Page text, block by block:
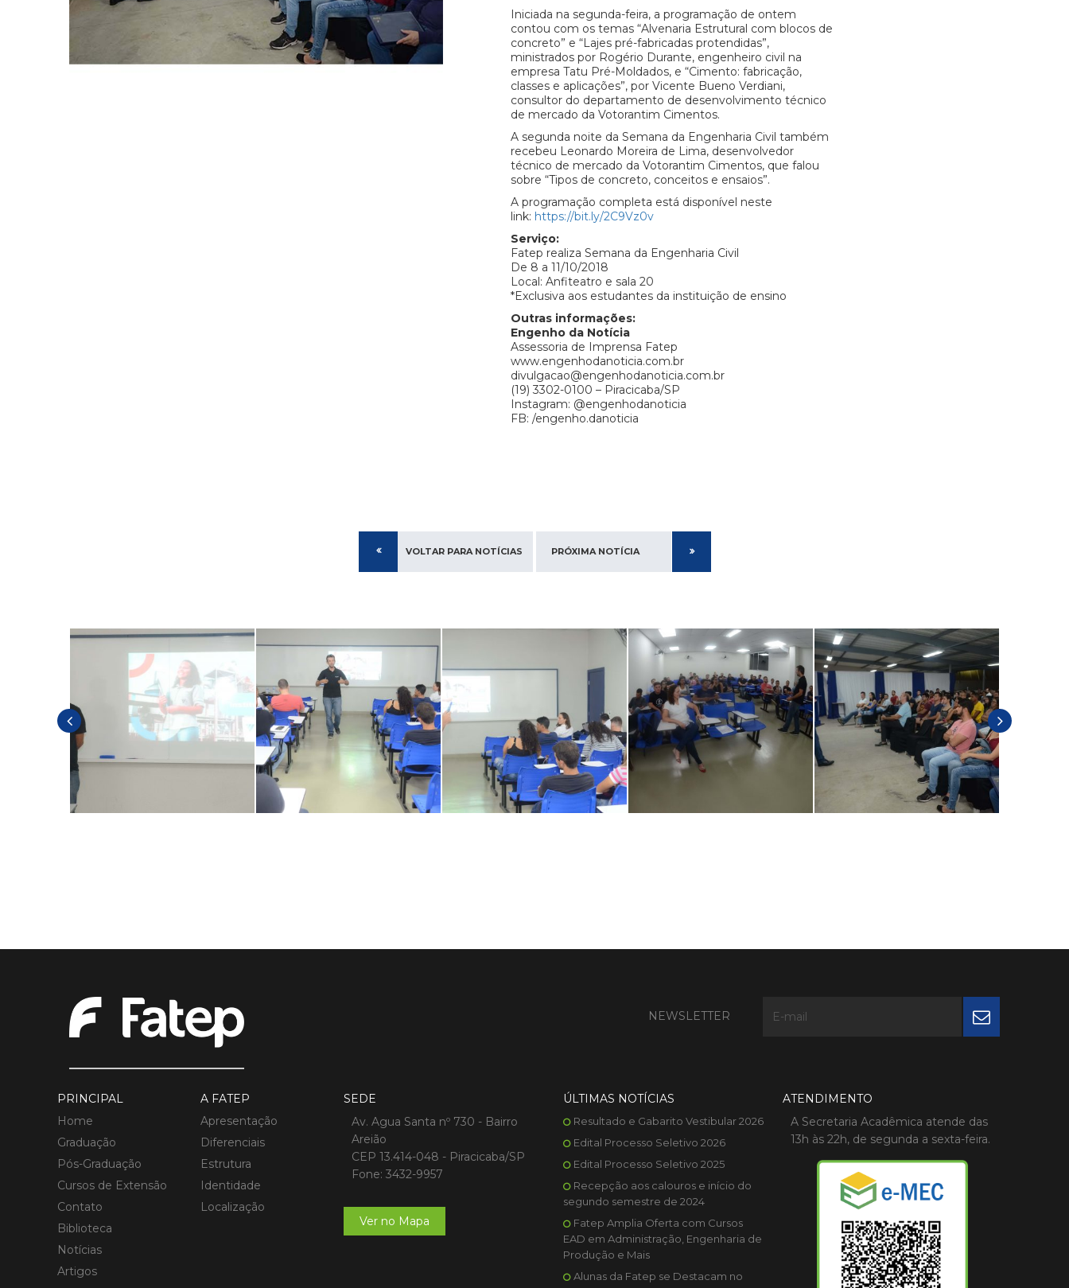
Iniciada na segunda-feira, a programação de ontem
contou com os temas “Alvenaria Estrutural com blocos de
concreto” e “Lajes pré-fabricadas protendidas”,
ministrados por Rogério Durante, engenheiro civil na
empresa Tatu Pré-Moldados, e “Cimento: fabricação,
classes e aplicações”, por Vicente Bueno Verdiani,
consultor do departamento de desenvolvimento técnico
de mercado da Votorantim Cimentos.
A segunda noite da Semana da Engenharia Civil também
recebeu Leonardo Moreira de Lima, desenvolvedor
técnico de mercado da Votorantim Cimentos, que falou
sobre “Tipos de concreto, conceitos e ensaios”.
A programação completa está disponível neste
link: https://bit.ly/2C9Vz0v
Serviço:
Fatep realiza Semana da Engenharia Civil
De 8 a 11/10/2018
Local: Anfiteatro e sala 20
*Exclusiva aos estudantes da instituição de ensino
Outras informações:
Engenho da Notícia
Assessoria de Imprensa Fatep
www.engenhodanoticia.com.br
divulgacao@engenhodanoticia.com.br
(19) 3302-0100 – Piracicaba/SP
Instagram: @engenhodanoticia
FB: /engenho.danoticia
VOLTAR PARA NOTÍCIAS PRÓXIMA NOTÍCIA
NEWSLETTER
PRINCIPAL
Home
Graduação
Pós-Graduação
Cursos de Extensão
Contato
Biblioteca
Notícias
Artigos
A FATEP
Apresentação
Diferenciais
Estrutura
Identidade
Localização
SEDE
Av. Agua Santa nº 730 - Bairro
Areião
CEP 13.414-048 - Piracicaba/SP
Fone: 3432-9957
Ver no Mapa
ÚLTIMAS NOTÍCIAS
Resultado e Gabarito Vestibular 2026
Edital Processo Seletivo 2026
Edital Processo Seletivo 2025
Recepção aos calouros e início do
segundo semestre de 2024
Fatep Amplia Oferta com Cursos
EAD em Administração, Engenharia de
Produção e Mais
Alunas da Fatep se Destacam no
ATENDIMENTO
A Secretaria Acadêmica atende das
13h às 22h, de segunda a sexta-feira.